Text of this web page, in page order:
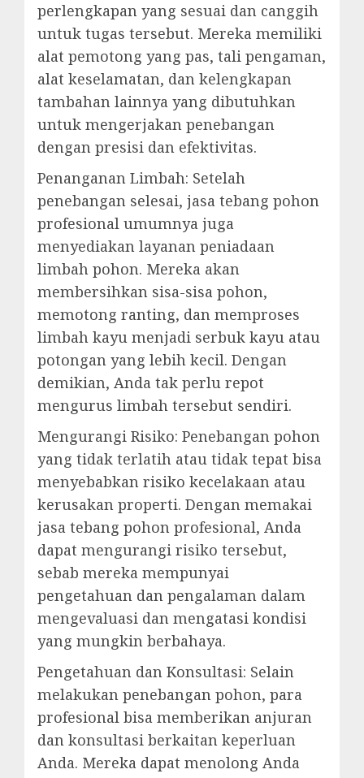
perlengkapan yang sesuai dan canggih
untuk tugas tersebut. Mereka memiliki
alat pemotong yang pas, tali pengaman,
alat keselamatan, dan kelengkapan
tambahan lainnya yang dibutuhkan
untuk mengerjakan penebangan
dengan presisi dan efektivitas.
Penanganan Limbah: Setelah
penebangan selesai, jasa tebang pohon
profesional umumnya juga
menyediakan layanan peniadaan
limbah pohon. Mereka akan
membersihkan sisa-sisa pohon,
memotong ranting, dan memproses
limbah kayu menjadi serbuk kayu atau
potongan yang lebih kecil. Dengan
demikian, Anda tak perlu repot
mengurus limbah tersebut sendiri.
Mengurangi Risiko: Penebangan pohon
yang tidak terlatih atau tidak tepat bisa
menyebabkan risiko kecelakaan atau
kerusakan properti. Dengan memakai
jasa tebang pohon profesional, Anda
dapat mengurangi risiko tersebut,
sebab mereka mempunyai
pengetahuan dan pengalaman dalam
mengevaluasi dan mengatasi kondisi
yang mungkin berbahaya.
Pengetahuan dan Konsultasi: Selain
melakukan penebangan pohon, para
profesional bisa memberikan anjuran
dan konsultasi berkaitan keperluan
Anda. Mereka dapat menolong Anda